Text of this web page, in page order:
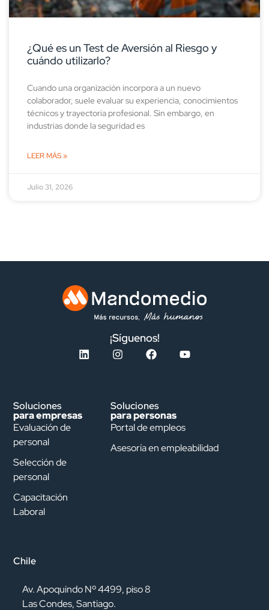
¿Qué es un Test de Aversión al Riesgo y
cuándo utilizarlo?
Cuando una organización incorpora a un nuevo
colaborador, suele evaluar su experiencia, conocimientos
técnicos y trayectoria profesional. Sin embargo, en
industrias donde la seguridad es
LEER MÁS »
Julio 31, 2026
¡Síguenos!
Soluciones
para empresas
Evaluación de
personal
Selección de
personal
Capacitación
Laboral
Soluciones
para personas
Portal de empleos
Asesoría en empleabilidad
Chile
Av. Apoquindo Nº 4499, piso 8
Las Condes, Santiago.